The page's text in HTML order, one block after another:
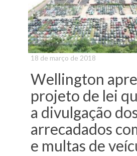
18 de março de 2018
Wellington
projeto de lei
a divulgação
arrecadados
e multas de